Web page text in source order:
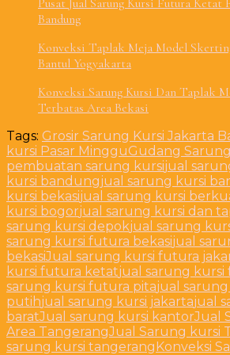
Bandung
Konveksi Taplak Meja Model
Bantul Yogyakarta
Konveksi Sarung Kursi Dan Taplak
Terbatas Area Bekasi
Tags: Grosir Sarung Kursi Jakarta
kursi Pasar MingguGudang
pembuatan sarung kursijual
kursi bandungjual sarung kursi
kursi bekasijual sarung kursi
kursi bogorjual sarung kursi dan
sarung kursi depokjual sarung
sarung kursi futura bekasijual
bekasiJual sarung kursi futura
kursi futura ketatjual sarung
sarung kursi futura pitajual
putihjual sarung kursi jakartajual
baratJual sarung kursi kantorJual
Area TangerangJual Sarung kursi
sarung kursi tangerangKonveksi